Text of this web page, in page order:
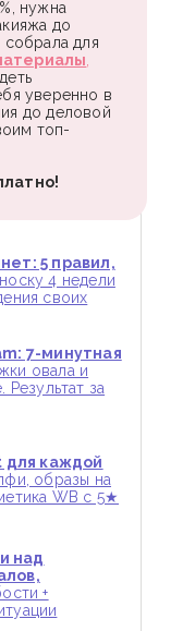
нужна
до
для
уверенно в
до деловой
топ-
5 правил,
4 недели
своих
7-минутная
овала и
Результат за
для каждой
образы на
WB с 5★
над
+
в соответствии
персональных данных
сообщений
смотриздесь